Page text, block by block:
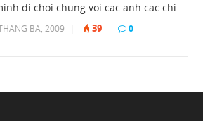
di choi chung voi cac anh cac chi…
BA, 2009 39 0